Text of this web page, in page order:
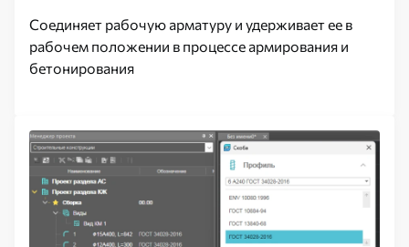
Соединяет рабочую арматуру и удерживает ее в
рабочем положении в процессе армирования и
бетонирования